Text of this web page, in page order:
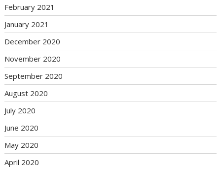
February 2021
January 2021
December 2020
November 2020
September 2020
August 2020
July 2020
June 2020
May 2020
April 2020